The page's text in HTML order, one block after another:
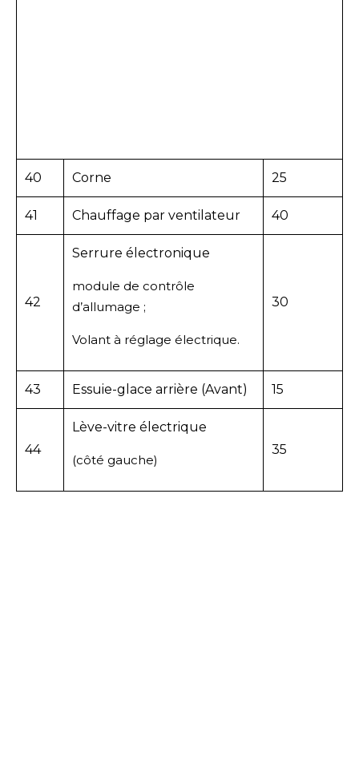
40 Corne 25
41 Chauffage par ventilateur 40
42
Serrure électronique
module de contrôle
d’allumage ;
Volant à réglage électrique.
30
43 Essuie-glace arrière (Avant) 15
44
Lève-vitre électrique
(côté gauche)
35